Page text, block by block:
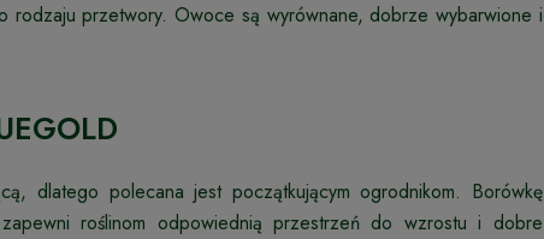
przetwory. Owoce są wyrównane, dobrze wybarwione i
dlatego polecana jest początkującym ogrodnikom. Borówkę
roślinom odpowiednią przestrzeń do wzrostu i dobre